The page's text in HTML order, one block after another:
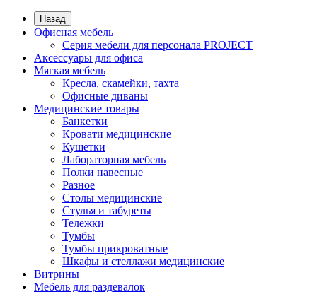
Назад
Офисная мебель
Серия мебели для персонала PROJECT
Аксессуары для офиса
Мягкая мебель
Кресла, скамейки, тахта
Офисные диваны
Медицинские товары
Банкетки
Кровати медицинские
Кушетки
Лабораторная мебель
Полки навесные
Разное
Столы медицинские
Стулья и табуреты
Тележки
Тумбы
Тумбы прикроватные
Шкафы и стеллажи медицинские
Витрины
Мебель для раздевалок